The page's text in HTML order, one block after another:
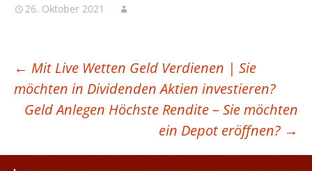
26. Oktober 2021
BEITRAGSNAVIGATION
← Mit Live Wetten Geld Verdienen | Sie
möchten in Dividenden Aktien investieren?
Geld Anlegen Höchste Rendite – Sie möchten
ein Depot eröffnen? →